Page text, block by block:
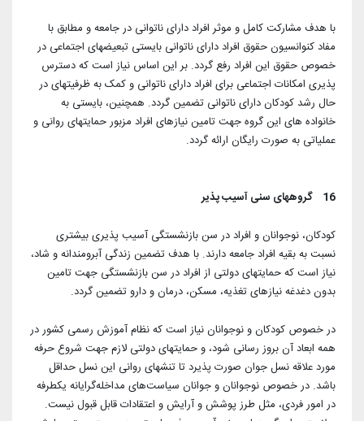
با هدف مشارکت کامل و موثر افراد دارای ناتوانی در جامعه و مطابق با
مفاد کنوانسیون حقوق افراد دارای ناتوانی بایستی تبعیضهای اجتماعی در
خصوص حقوق این افراد رفع گردد. بر این اساس نیاز است که دسترس
پذیری امکانات اجتماعی برای افراد دارای ناتوانی و کمک به ظرفیتهای در
حال رشد کودکان دارای ناتوانی تضمین گردد. همچنین، بایستی به
خانواده های این گروه جهت تامین نیازهای افراد مزبور حمایتهای روانی و
عملیاتی به صورت رایگان ارائه گردد.
16 گروههای سنی آسیب پذیر
کودکان، نوجوانان و افراد در سن بازنشستگی آسیب پذیری بیشتری
نسبت به بقیه افراد جامعه دارند. با هدف تضمین زندگی آبرومندانه و شاد،
نیاز است که حمایتهای دولتی از افراد در سن بازنشستگی جهت تامین
بدون دغدغه نیازهای تغذیه، مسکن، درمان و دارو تضمین گردد.
در خصوص کودکان و نوجوانان نیاز است که نظام آموزش رسمی کشور در
همه ابعاد آن بروز رسانی شود، و حمایتهای دولتی لازم جهت شروع حرفه
مورد علاقه نسل جوان صورت پذیرد تا تنشهای روانی این نسل حداقل
باشد. در خصوص نوجوانان و جوانان سیاست‌های مداخله‌گرایانه یکطرفه
در امور فردی، مثل طرز پوشش و آرایش و اعتقادات قابل قبول نیست.